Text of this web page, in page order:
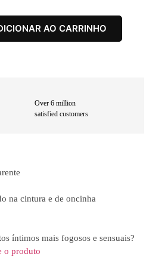
AO CARRINHO
Over 6 million
satisfied customers
na cintura e de oncinha
íntimos mais fogosos e sensuais?
o produto